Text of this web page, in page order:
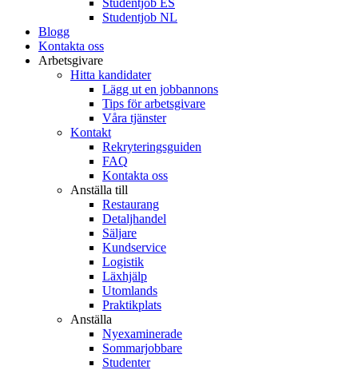
Studentjob ES
Studentjob NL
Blogg
Kontakta oss
Arbetsgivare
Hitta kandidater
Lägg ut en jobbannons
Tips för arbetsgivare
Våra tjänster
Kontakt
Rekryteringsguiden
FAQ
Kontakta oss
Anställa till
Restaurang
Detaljhandel
Säljare
Kundservice
Logistik
Läxhjälp
Utomlands
Praktikplats
Anställa
Nyexaminerade
Sommarjobbare
Studenter